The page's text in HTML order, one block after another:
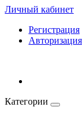
Личный кабинет
Регистрация
Авторизация
Категории